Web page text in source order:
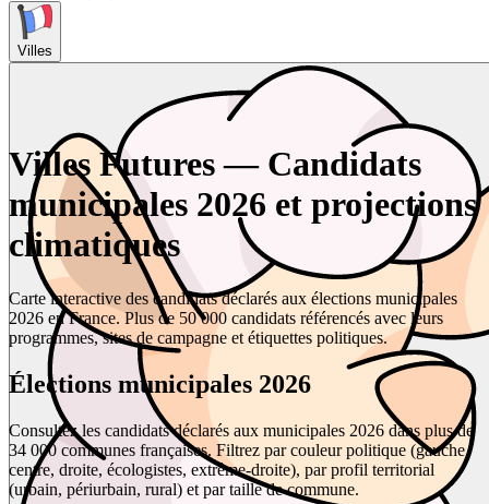
Villes
Villes Futures — Candidats
municipales 2026 et projections
climatiques
Carte interactive des candidats déclarés aux élections municipales
2026 en France. Plus de 50 000 candidats référencés avec leurs
programmes, sites de campagne et étiquettes politiques.
Élections municipales 2026
Consultez les candidats déclarés aux municipales 2026 dans plus de
34 000 communes françaises. Filtrez par couleur politique (gauche,
centre, droite, écologistes, extrême-droite), par profil territorial
(urbain, périurbain, rural) et par taille de commune.